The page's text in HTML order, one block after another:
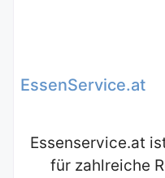
EssenService.at
Essenservice.at
für zahlreiche